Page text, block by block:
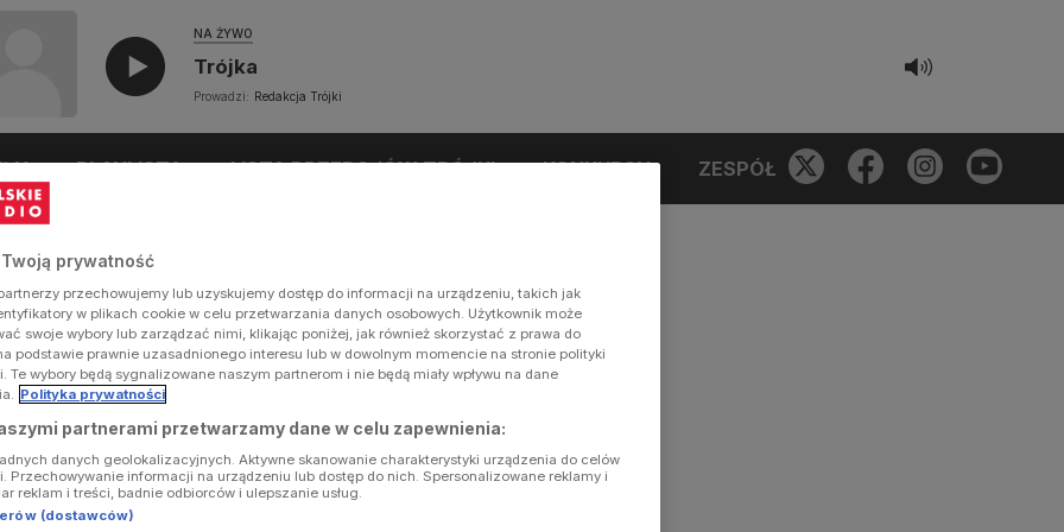
NA ŻYWO
Trójka
Prowadzi: Redakcja Trójki
PLAYLISTA LISTA PRZEBOJÓW TRÓJKI KONKURSY ZESPÓŁ
Twoją prywatność
przechowujemy lub uzyskujemy dostęp do informacji na urządzeniu, takich jak
w plikach cookie w celu przetwarzania danych osobowych. Użytkownik może
swoje wybory lub zarządzać nimi, klikając poniżej, jak również skorzystać z prawa do
podstawie prawnie uzasadnionego interesu lub w dowolnym momencie na stronie polityki
Te wybory będą sygnalizowane naszym partnerom i nie będą miały wpływu na dane
Polityka prywatności
partnerami przetwarzamy dane w celu zapewnienia:
danych geolokalizacyjnych. Aktywne skanowanie charakterystyki urządzenia do celów
Przechowywanie informacji na urządzeniu lub dostęp do nich. Spersonalizowane reklamy i
reklam i treści, badnie odbiorców i ulepszanie usług.
(dostawców)